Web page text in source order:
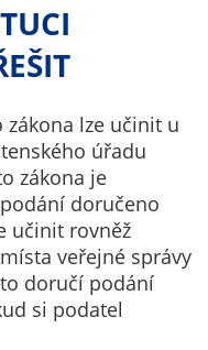
lze učinit u
úřadu
zákona je
doručeno
učinit rovněž
veřejné správy
doručí podání
si podatel
osoby, protože jsou
pouze
pseudonymizované
nebudete
obsahů
a reklam
Vašim zájmům.